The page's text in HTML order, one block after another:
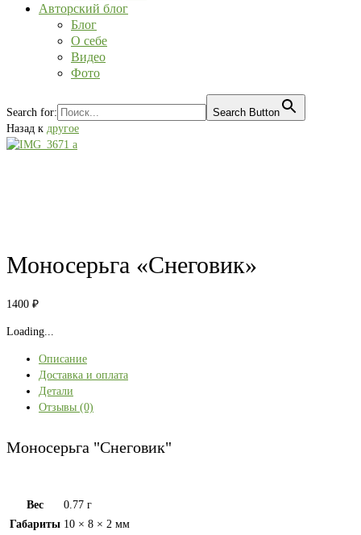
Авторский блог
Блог
О себе
Видео
Фото
Search for:
Search Button
Назад к другое
Моносерьга «Снеговик»
1400 ₽
Loading...
Описание
Доставка и оплата
Детали
Отзывы (0)
Моносерьга "Снеговик"
Вес
0.77 г
Габариты 10 × 8 × 2 мм